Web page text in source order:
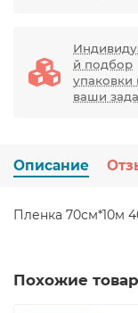
й подбор
упаковки
ваши
Описание
Пленка 70см*10м
Похожие